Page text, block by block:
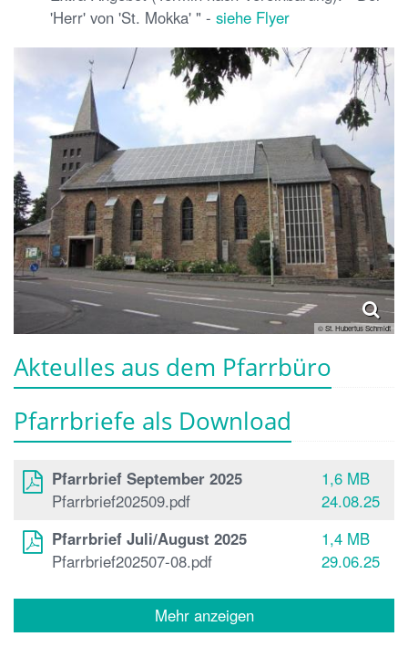
'Herr' von 'St. Mokka' " - siehe Flyer
© St. Hubertus Schmidt
Akteulles aus dem Pfarrbüro
Pfarrbriefe als Download
Pfarrbrief September 2025
Pfarrbrief202509.pdf
1,6 MB
24.08.25
Pfarrbrief Juli/August 2025
Pfarrbrief202507-08.pdf
1,4 MB
29.06.25
Mehr anzeigen